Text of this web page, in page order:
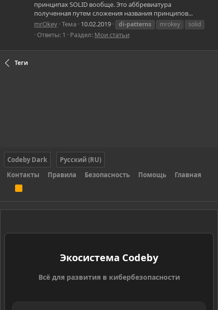
принципах SOLID вообще. Это аббревиатура
полученная путем сложения названия принципов...
mrOkey Тема 10.02.2019 di-patterns mrokey solid
Ответы: 1 Раздел: Мои статьи
Теги
Codeby Dark
Русский (RU)
Контакты
Правила Безопасность Помощь Главная
S
Экосистема Codeby
Всё для развития в кибербезопасности